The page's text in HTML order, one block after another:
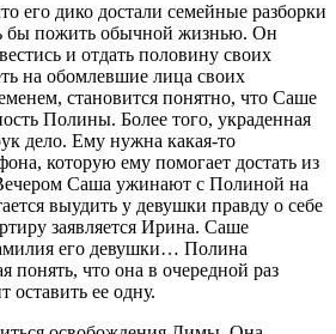
его дико достали семейные разборки
бы пожить обычной жизнью. Он
и отдать половину своих
на обомлевшие лица своих
становится понятно, что Саше
Полины. Более того, украденная
дело. Ему нужна какая-то
которую ему помогает достать из
Саша ужинают с Полиной на
выудить у девушки правду о себе
заявляется Ирина. Саше
его девушки… Полина
понять, что она в очередной раз
оставить ее одну.